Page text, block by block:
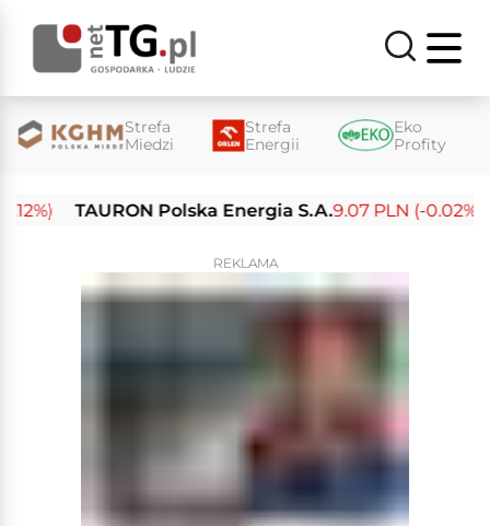
Strefa
Miedzi
Strefa
Energii
Eko
Profity
TAURON Polska Energia S.A.9.07 PLN (-0.02%)
REKLAMA